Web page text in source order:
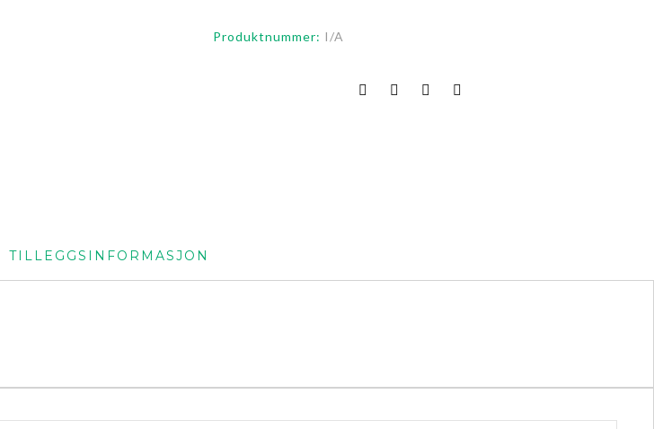
Produktnummer: I/A
TILLEGGSINFORMASJON